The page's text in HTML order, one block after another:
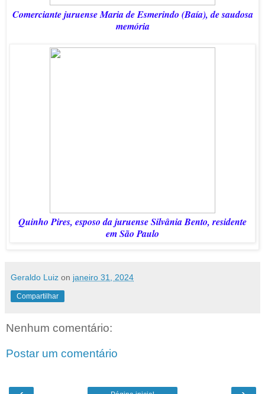
Comerciante juruense Maria de Esmerindo (Baía), de saudosa
memória
Quinho Pires, esposo da juruense Silvânia Bento, residente
em São Paulo
Geraldo Luiz on janeiro 31, 2024
Compartilhar
Nenhum comentário:
Postar um comentário